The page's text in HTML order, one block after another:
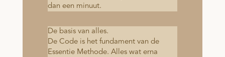
dan een minuut.
De basis van alles.
De Code is het fundament van de
Essentie Methode. Alles wat erna